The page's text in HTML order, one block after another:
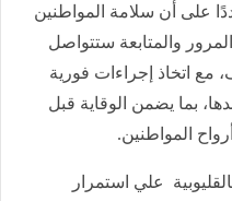
على أن سلامة المواطنين
والمتابعة ستتواصل
اتخاذ إجراءات فورية
بما يضمن الوقاية قبل
المواطنين.
علي استمرار